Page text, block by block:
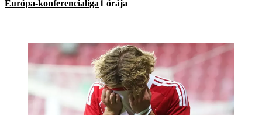
Európa-konferencialiga1 órája